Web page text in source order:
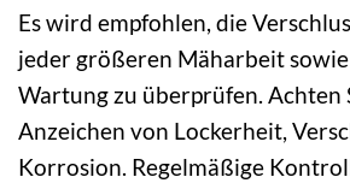
Es wird empfohlen, die
jeder größeren Mäharbeit
Wartung zu überprüfen. Achten
Anzeichen von Lockerheit,
Korrosion. Regelmäßige